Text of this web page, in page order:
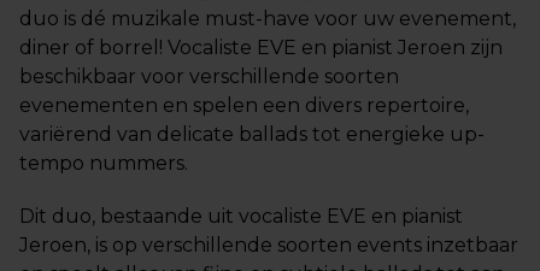
duo is dé muzikale must-have voor uw evenement,
diner of borrel! Vocaliste EVE en pianist Jeroen zijn
beschikbaar voor verschillende soorten
evenementen en spelen een divers repertoire,
variërend van delicate ballads tot energieke up-
tempo nummers.
Dit duo, bestaande uit vocaliste EVE en pianist
Jeroen, is op verschillende soorten events inzetbaar